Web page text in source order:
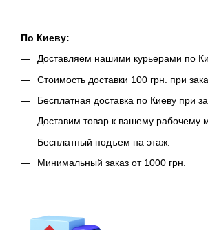
По Киеву:
Доставляем нашими курьерами по
Стоимость доставки 100 грн. при
Бесплатная доставка по Киеву при
Доставим товар к вашему
Бесплатный подъем на этаж.
Минимальный заказ от 1000 грн.